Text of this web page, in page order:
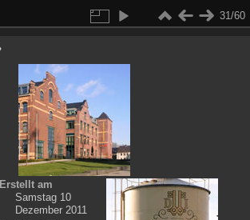
31/60
Erstellt am
Samstag 10
Dezember 2011